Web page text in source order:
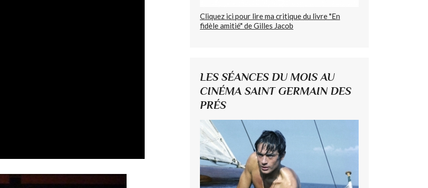
Cliquez ici pour lire ma critique du livre "En
fidèle amitié" de Gilles Jacob
LES SÉANCES DU MOIS AU
CINÉMA SAINT GERMAIN DES
PRÉS